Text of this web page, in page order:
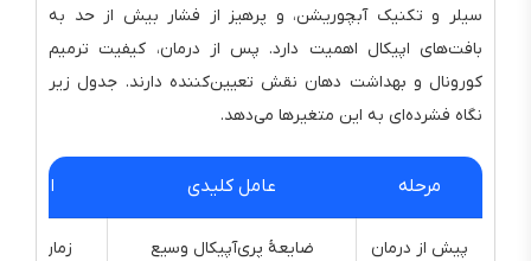
سیلر و تکنیک آبچوریشن، و پرهیز از فشار بیش از حد به
بافت‌های اپیکال اهمیت دارد. پس از درمان، کیفیت ترمیم
کورونال و بهداشت دهان نقش تعیین‌کننده دارند. جدول زیر
نگاه فشرده‌ای به این متغیرها می‌دهد.
مرحله عامل کلیدی اثر بر
پیش از درمان ضایعهٔ پری‌آپیکال وسیع زمان